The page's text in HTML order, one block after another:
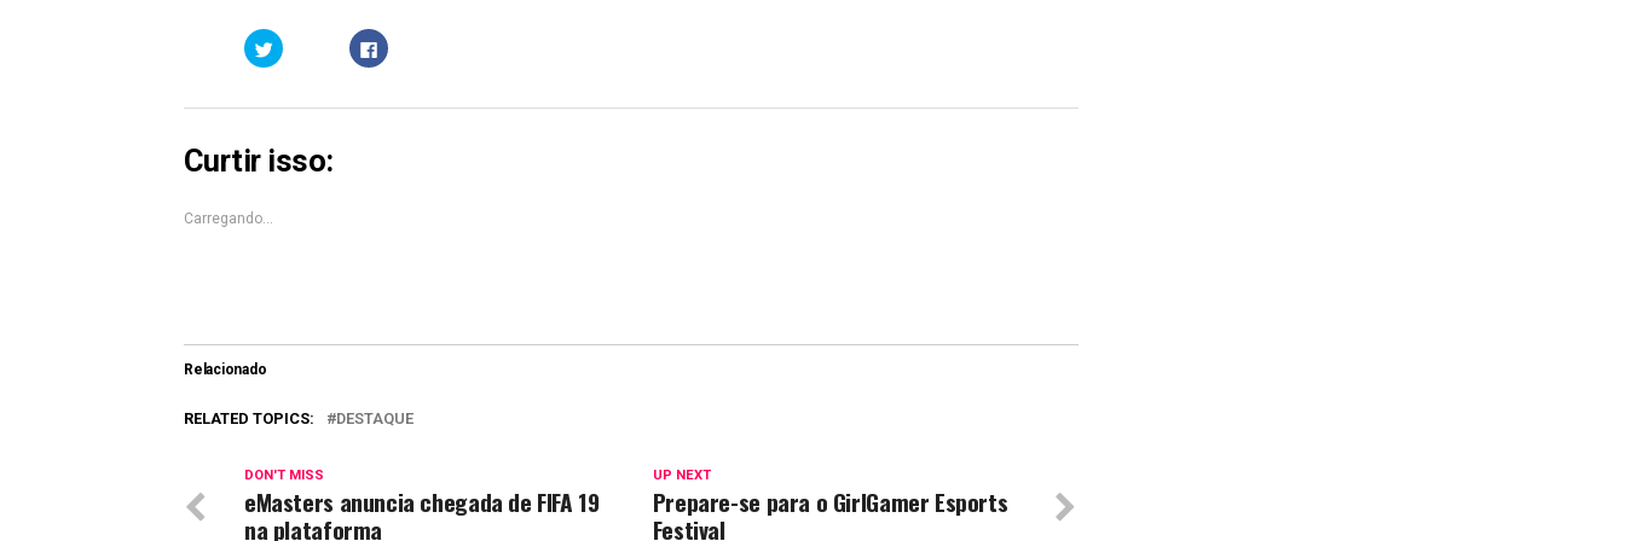
Clique
para
compartilhar
Clique
para
Curtir isso:
Carregando...
Relacionado
RELATED TOPICS: DESTAQUE
UP NEXT
Prepare-se para o GirlGamer Esports
Festival
DON'T MISS
eMasters anuncia chegada de FIFA 19
na plataforma